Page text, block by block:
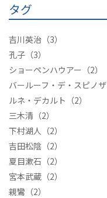
タグ
吉川英治 （3）
孔子 （3）
ショーペンハウアー （2）
バールーフ・デ・スピノザ
ルネ・デカルト （2）
三木清 （2）
下村湖人 （2）
吉田松陰 （2）
夏目漱石 （2）
宮本武蔵 （2）
親鸞 （2）